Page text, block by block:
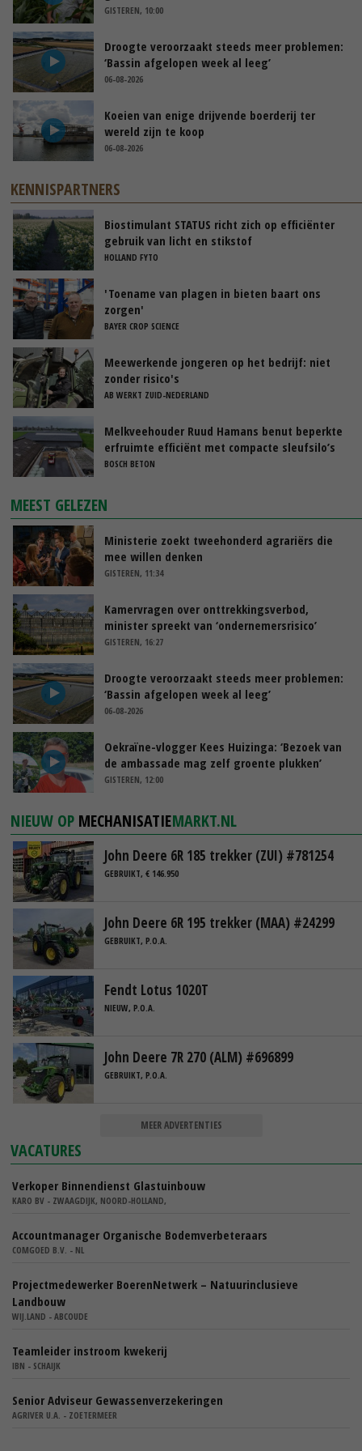
GISTEREN, 10:00
Droogte veroorzaakt steeds meer problemen:
‘Bassin afgelopen week al leeg’
06-08-2026
Koeien van enige drijvende boerderij ter
wereld zijn te koop
06-08-2026
KENNISPARTNERS
Biostimulant STATUS richt zich op efficiënter
gebruik van licht en stikstof
HOLLAND FYTO
'Toename van plagen in bieten baart ons
zorgen'
BAYER CROP SCIENCE
Meewerkende jongeren op het bedrijf: niet
zonder risico's
AB WERKT ZUID-NEDERLAND
Melkveehouder Ruud Hamans benut beperkte
erfruimte efficiënt met compacte sleufsilo’s
BOSCH BETON
MEEST GELEZEN
Ministerie zoekt tweehonderd agrariërs die
mee willen denken
GISTEREN, 11:34
Kamervragen over onttrekkingsverbod,
minister spreekt van ‘ondernemersrisico’
GISTEREN, 16:27
Droogte veroorzaakt steeds meer problemen:
‘Bassin afgelopen week al leeg’
06-08-2026
Oekraïne-vlogger Kees Huizinga: ‘Bezoek van
de ambassade mag zelf groente plukken’
GISTEREN, 12:00
NIEUW OP MECHANISATIEMARKT.NL
John Deere 6R 185 trekker (ZUI) #781254
GEBRUIKT, € 146.950
John Deere 6R 195 trekker (MAA) #24299
GEBRUIKT, P.O.A.
Fendt Lotus 1020T
NIEUW, P.O.A.
John Deere 7R 270 (ALM) #696899
GEBRUIKT, P.O.A.
MEER ADVERTENTIES
VACATURES
Verkoper Binnendienst Glastuinbouw
KARO BV - ZWAAGDIJK, NOORD-HOLLAND,
Accountmanager Organische Bodemverbeteraars
COMGOED B.V. - NL
Projectmedewerker BoerenNetwerk – Natuurinclusieve
Landbouw
WIJ.LAND - ABCOUDE
Teamleider instroom kwekerij
IBN - SCHAIJK
Senior Adviseur Gewassenverzekeringen
AGRIVER U.A. - ZOETERMEER